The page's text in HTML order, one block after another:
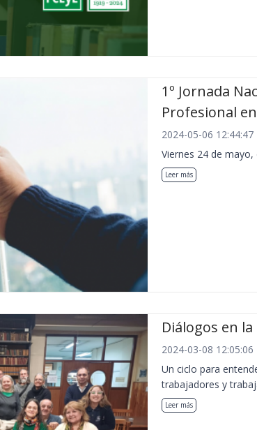
1º Jornada
Profesional
2024-05-06 12:44:47
Viernes 24 de mayo,
Leer más
Diálogos en
2024-03-08 12:05:06
Un ciclo para
trabajadores y
Leer más